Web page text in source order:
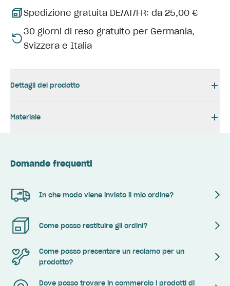
Spedizione gratuita DE/AT/FR: da 25,00 €
30 giorni di reso gratuito per Germania,
Svizzera e Italia
Dettagli del prodotto
Materiale
Domande frequenti
In che modo viene inviato il mio ordine?
Come posso restituire gli ordini?
Come posso presentare un reclamo per un
prodotto?
Dove posso trovare in commercio i prodotti di